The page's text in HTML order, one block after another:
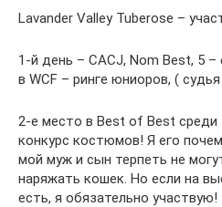
Lavander Valley Tuberose –
1-й день – САСJ, Nom Best, 5 –
в WCF – ринге юниоров, (
2-е место в Best of Best
конкурс костюмов! Я его
мой муж и сын терпеть не
наряжать кошек. Но если на
есть, я обязательно